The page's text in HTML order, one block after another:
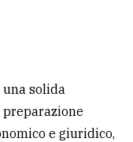
una solida
e giuridico,